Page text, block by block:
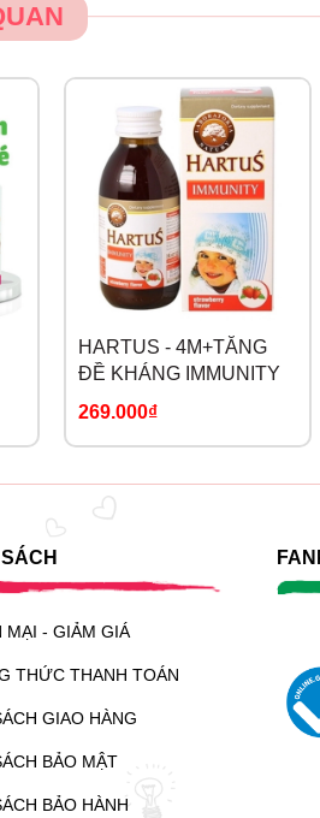
HARTUS - 4M+TĂNG
ĐỀ KHÁNG IMMUNITY
269.000₫
MẠI - GIẢM GIÁ
THỨC THANH TOÁN
GIAO HÀNG
BẢO MẬT
BẢO HÀNH